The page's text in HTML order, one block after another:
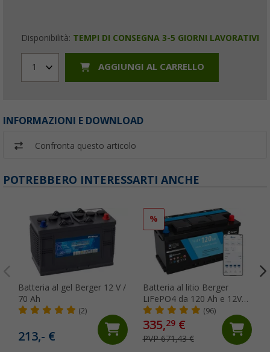
Disponibilità: TEMPI DI CONSEGNA 3-5 GIORNI LAVORATIVI
1 AGGIUNGI AL CARRELLO
INFORMAZIONI E DOWNLOAD
Confronta questo articolo
POTREBBERO INTERESSARTI ANCHE
Batteria al gel Berger 12 V /
70 Ah
(2)
213,- €
%
Batteria al litio Berger
LiFePO4 da 120 Ah e 12V
con Bluetooth
(96)
335,29€
PVP 671,43 €